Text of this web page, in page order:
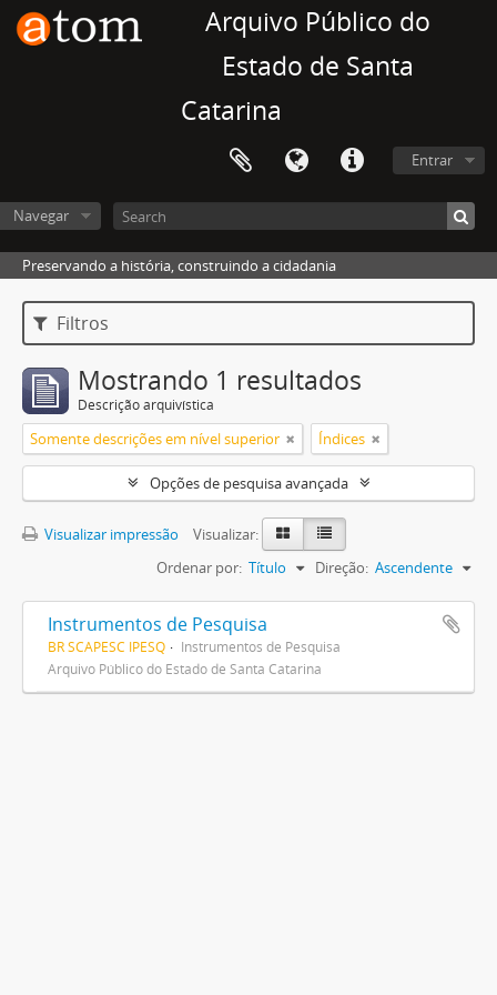
Arquivo Público do
Estado de Santa
Catarina
Entrar
Navegar
Preservando a história, construindo a cidadania
Filtros
Mostrando 1 resultados
Descrição arquivística
Somente descrições em nível superior Índices
Opções de pesquisa avançada
Visualizar impressão
Visualizar:
Ordenar por: Título Direção: Ascendente
Instrumentos de Pesquisa
BR SCAPESC IPESQ
Instrumentos de Pesquisa
Arquivo Público do Estado de Santa Catarina